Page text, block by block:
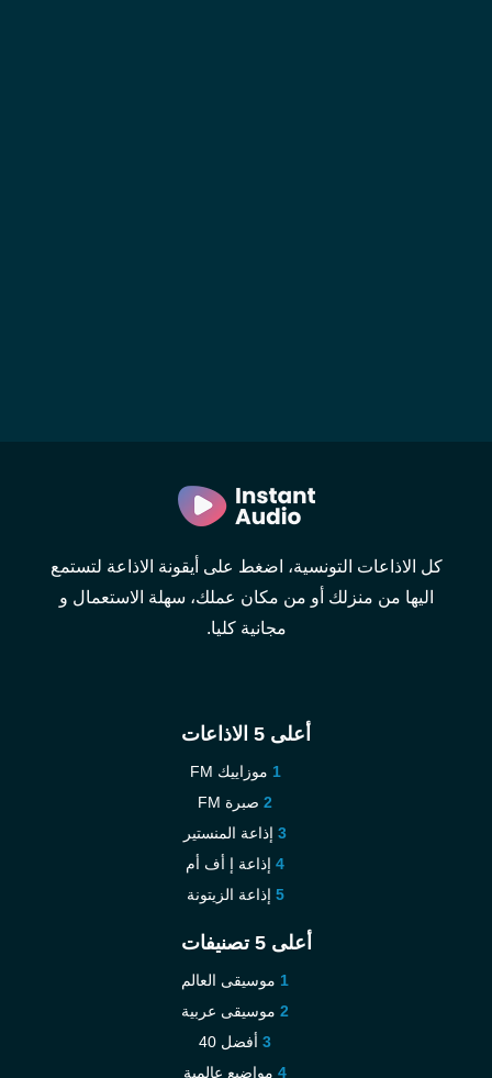
كل الاذاعات التونسية، اضغط على أيقونة الاذاعة لتستمع
اليها من منزلك أو من مكان عملك، سهلة الاستعمال و
مجانية كليا.
أعلى 5 الاذاعات
موزاييك FM
صبرة FM
إذاعة المنستير
إذاعة إ أف أم
إذاعة الزيتونة
أعلى 5 تصنيفات
موسيقى العالم
موسيقى عربية
أفضل 40
مواضيع عالمية